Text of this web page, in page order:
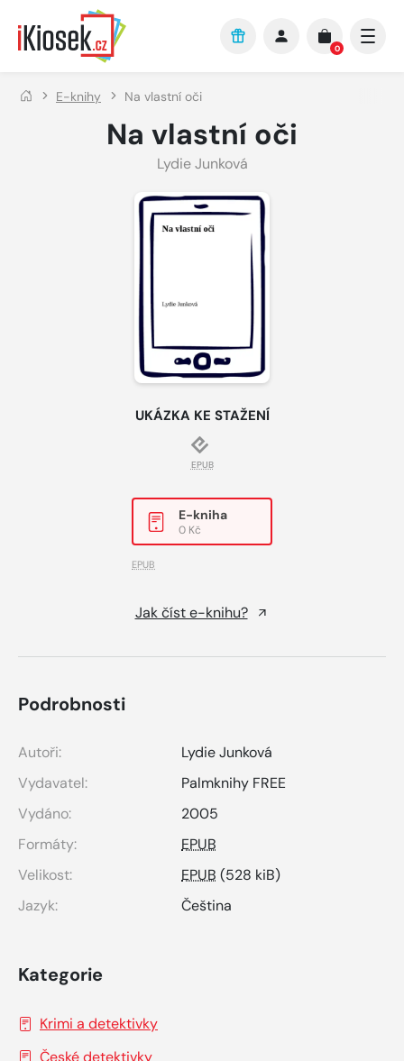
Přejít na hlavní obsah
0
E-knihy Na vlastní oči
Na vlastní oči
Lydie Junková
UKÁZKA KE STAŽENÍ
EPUB
E-kniha
0 Kč
EPUB
Jak číst e-knihu?
Podrobnosti
Autoři:
Lydie Junková
Vydavatel:
Palmknihy FREE
Vydáno:
2005
Formáty:
EPUB
Velikost:
EPUB (528 kiB)
Jazyk:
Čeština
Kategorie
Krimi a detektivky
České detektivky